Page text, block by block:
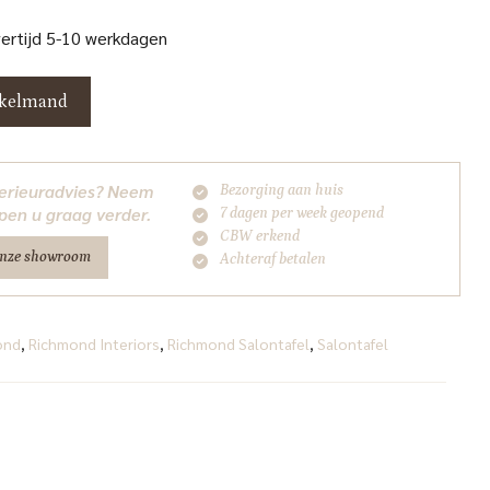
5-10 werkdagen
Neem
u graag verder.
showroom
Bezorging aan huis
7 dagen per week geopend
CBW erkend
Achteraf betalen
, Richmond Interiors, Richmond Salontafel, Salontafel